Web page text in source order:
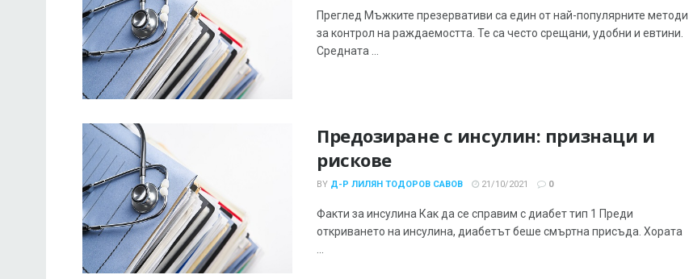
Преглед Мъжките презервативи са един от най-популярните методи
за контрол на раждаемостта. Те са често срещани, удобни и евтини.
Средната ...
Предозиране с инсулин: признаци и
рискове
BY Д-Р ЛИЛЯН ТОДОРОВ САВОВ 21/10/2021 0
Факти за инсулина Как да се справим с диабет тип 1 Преди
откриването на инсулина, диабетът беше смъртна присъда. Хората